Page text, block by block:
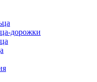
дорожки